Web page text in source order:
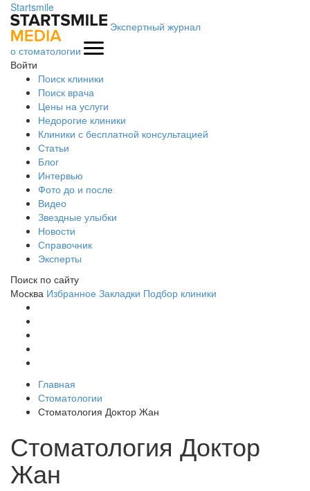
Startsmile
Экспертный журнал
о стоматологии
Войти
Поиск клиники
Поиск врача
Цены на услуги
Недорогие клиники
Клиники с бесплатной консультацией
Статьи
Блог
Интервью
Фото до и после
Видео
Звездные улыбки
Новости
Справочник
Эксперты
Поиск по сайту
Москва Избранное Закладки Подбор клиники
Главная
Стоматологии
Стоматология Доктор Жан
Стоматология Доктор
Жан